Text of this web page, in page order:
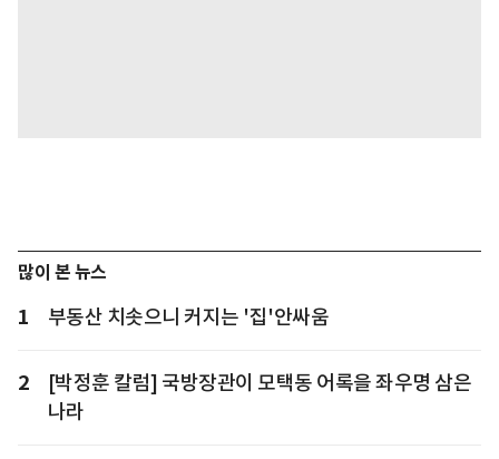
많이 본 뉴스
1 부동산 치솟으니 커지는 '집'안싸움
2
[박정훈 칼럼] 국방장관이 모택동 어록을 좌우명 삼은
나라